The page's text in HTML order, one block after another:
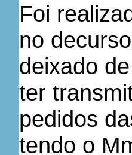
Foi
no
deixado
ter
pedidos
tendo o